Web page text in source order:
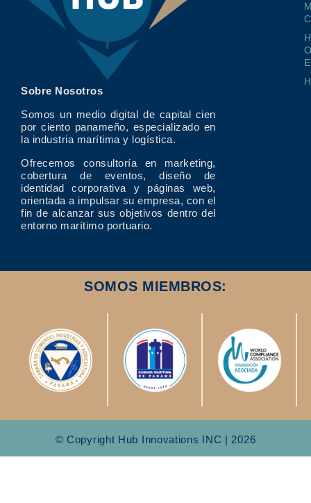
Sobre Nosotros
Somos un medio digital de capital cien
por ciento panameño, especializado en
la industria marítima y logística.
Ofrecemos consultoría en marketing,
cobertura de eventos, diseño de
identidad corporativa y páginas web,
orientada a impulsar su empresa, con el
fin de alcanzar sus objetivos dentro del
entorno marítimo portuario.
SOMOS MIEMBROS:
© Copyright Hub Innovations INC | 2026